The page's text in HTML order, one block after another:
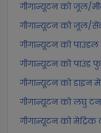
गीगान्यूटन को जूल/
गीगान्यूटन को जूल/
गीगान्यूटन को
गीगान्यूटन को पाउंड
गीगान्यूटन को डाइन
गीगान्यूटन को लघु
गीगान्यूटन को